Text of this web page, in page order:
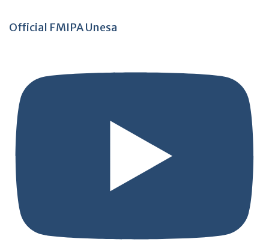
Official FMIPA Unesa